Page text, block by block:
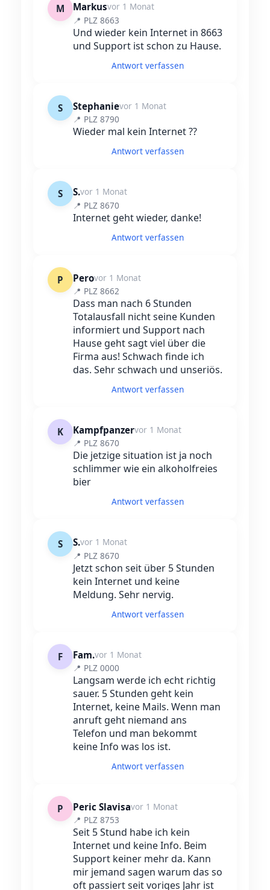
M Markusvor 1 Monat
📍 PLZ 8663
Und wieder kein Internet in 8663
und Support ist schon zu Hause.
Antwort verfassen
S Stephanievor 1 Monat
📍 PLZ 8790
Wieder mal kein Internet ??
Antwort verfassen
S S.vor 1 Monat
📍 PLZ 8670
Internet geht wieder, danke!
Antwort verfassen
P Perovor 1 Monat
📍 PLZ 8662
Dass man nach 6 Stunden
Totalausfall nicht seine Kunden
informiert und Support nach
Hause geht sagt viel über die
Firma aus! Schwach finde ich
das. Sehr schwach und unseriös.
Antwort verfassen
K Kampfpanzervor 1 Monat
📍 PLZ 8670
Die jetzige situation ist ja noch
schlimmer wie ein alkoholfreies
bier
Antwort verfassen
S S.vor 1 Monat
📍 PLZ 8670
Jetzt schon seit über 5 Stunden
kein Internet und keine
Meldung. Sehr nervig.
Antwort verfassen
F Fam.vor 1 Monat
📍 PLZ 0000
Langsam werde ich echt richtig
sauer. 5 Stunden geht kein
Internet, keine Mails. Wenn man
anruft geht niemand ans
Telefon und man bekommt
keine Info was los ist.
Antwort verfassen
P Peric Slavisavor 1 Monat
📍 PLZ 8753
Seit 5 Stund habe ich kein
Internet und keine Info. Beim
Support keiner mehr da. Kann
mir jemand sagen warum das so
oft passiert seit voriges Jahr ist